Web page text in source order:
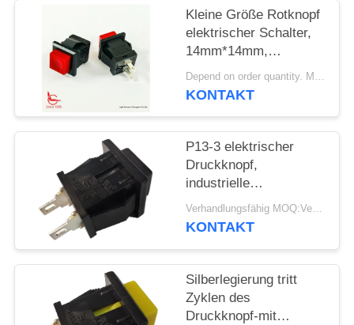
FÄLLE
SITEMAP
PRIVACY
POLICY
Kleine Größe Rotknopf
elektrischer Schalter,
14mm*14mm,
ausgeschaltet, UL VDE
ENEC
Depend on order quantity. MOQ:1000 Stück
KONTAKT
P13-3 elektrischer
Druckknopf,
industrielle
Drucktastenschalter-
mechanische 30000
Verhandlungsfähig MOQ:Verhandelbar
KONTAKT
Silberlegierung tritt
Zyklen des
Druckknopf-mit